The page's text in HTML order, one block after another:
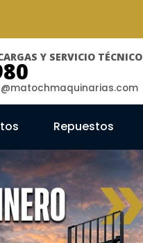
Y SERVICIO TÉCNICO
Repuestos